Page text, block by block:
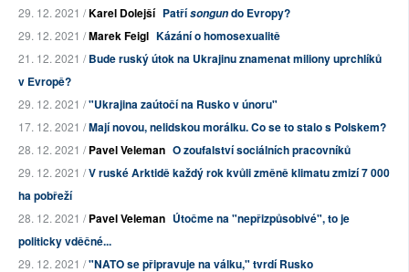
29. 12. 2021 /Karel Dolejší Patřísongundo Evropy?
29. 12. 2021 /Marek Feigl Kázání o homosexualitě
21. 12. 2021 /Bude ruský útok na Ukrajinu znamenat miliony uprchlíků
v Evropě?
29. 12. 2021 /"Ukrajina zaútočí na Rusko v únoru"
17. 12. 2021 /Mají novou, nelidskou morálku. Co se to stalo s Polskem?
28. 12. 2021 /Pavel Veleman O zoufalství sociálních pracovníků
29. 12. 2021 /V ruské Arktidě každý rok kvůli změně klimatu zmizí 7 000
ha pobřeží
28. 12. 2021 /Pavel Veleman Útočme na "nepřizpůsobivé", to je
politicky vděčné...
29. 12. 2021 /"NATO se připravuje na válku," tvrdí Rusko